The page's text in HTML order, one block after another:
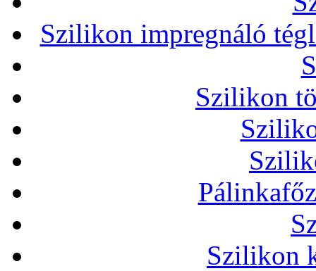
Szilikon impregnáló
Szilikon
Szilikon